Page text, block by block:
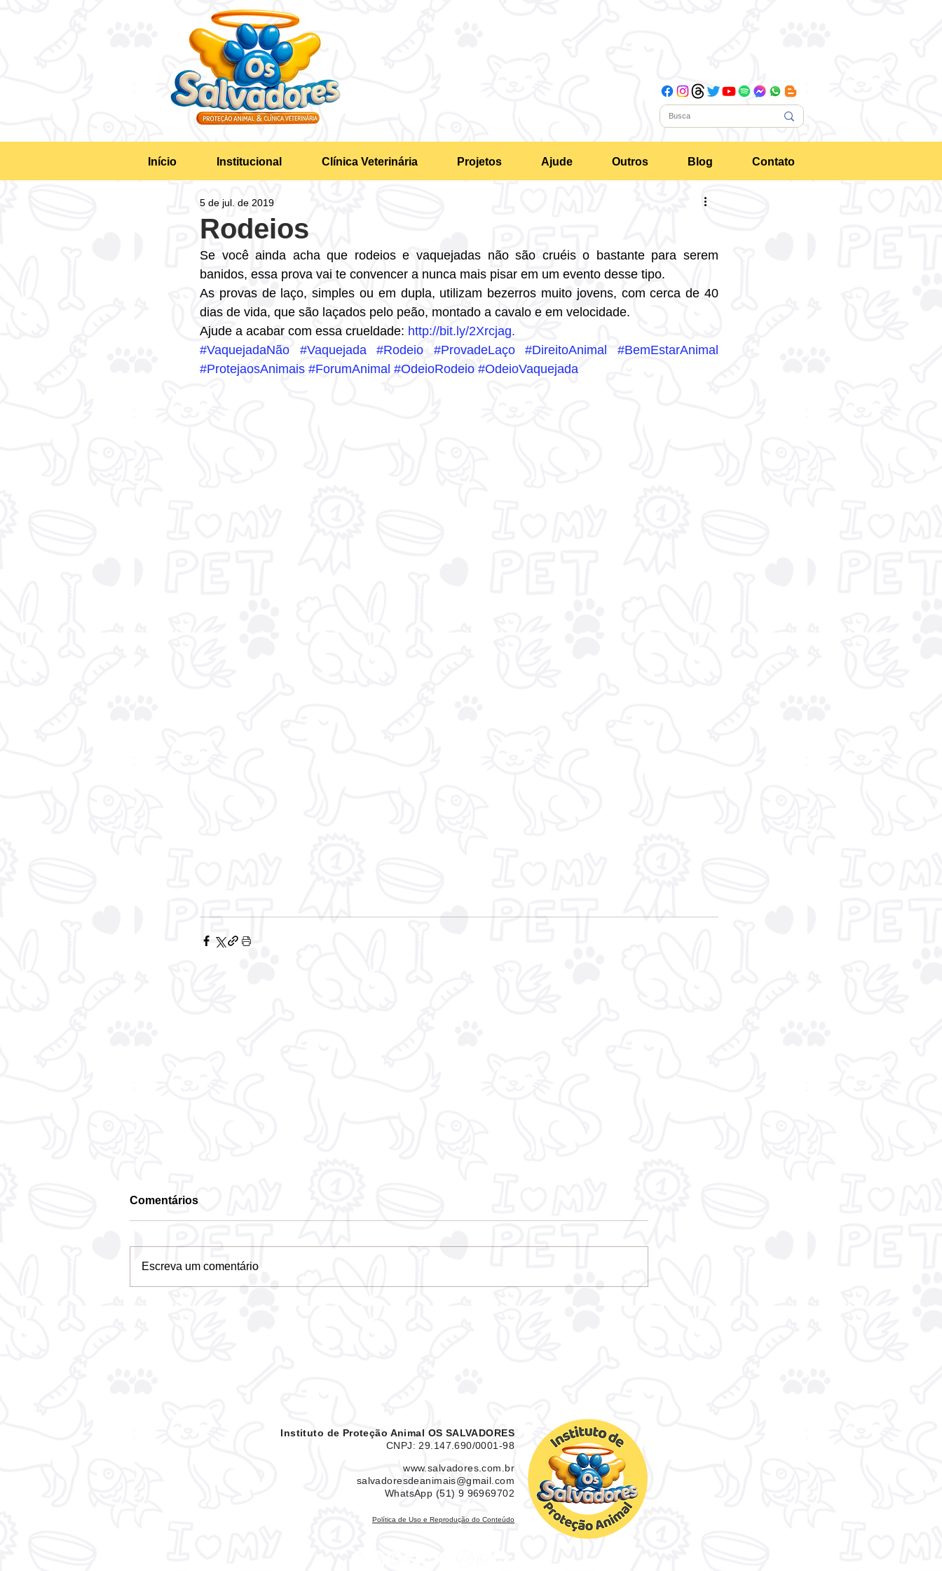
Início Institucional Clínica Veterinária Projetos Ajude Outros Blog Contato
Rodeios
5 de jul. de 2019
Se você ainda acha que rodeios e vaquejadas não são cruéis o bastante para serem
banidos, essa prova vai te convencer a nunca mais pisar em um evento desse tipo.
As provas de laço, simples ou em dupla, utilizam bezerros muito jovens, com cerca de 40
dias de vida, que são laçados pelo peão, montado a cavalo e em velocidade.
Ajude a acabar com essa crueldade: http://bit.ly/2Xrcjag.
#VaquejadaNão
#Vaquejada #Rodeio #ProvadeLaço #DireitoAnimal
#BemEstarAnimal
#ProtejaosAnimais #ForumAnimal #OdeioRodeio #OdeioVaquejada
Comentários
Escreva um comentário
Instituto de Proteção Animal OS SALVADORES
CNPJ: 29.147.690/0001-98
www.salvadores.com.br
salvadoresdeanimais@gmail.com
WhatsApp (51) 9 96969702
Política de Uso e Reprodução do Conteúdo